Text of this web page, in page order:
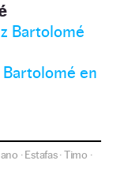
Bartolomé
Bartolomé en
·Estafas·Timo ·